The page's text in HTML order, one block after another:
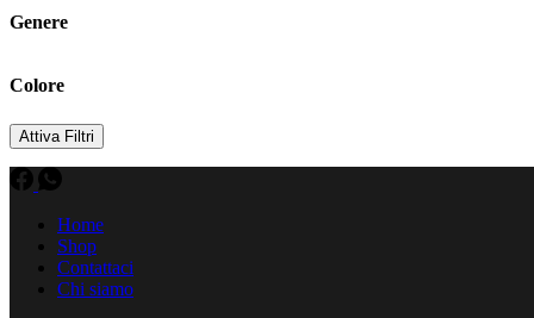
Genere
Colore
Attiva Filtri
Home
Shop
Contattaci
Chi siamo